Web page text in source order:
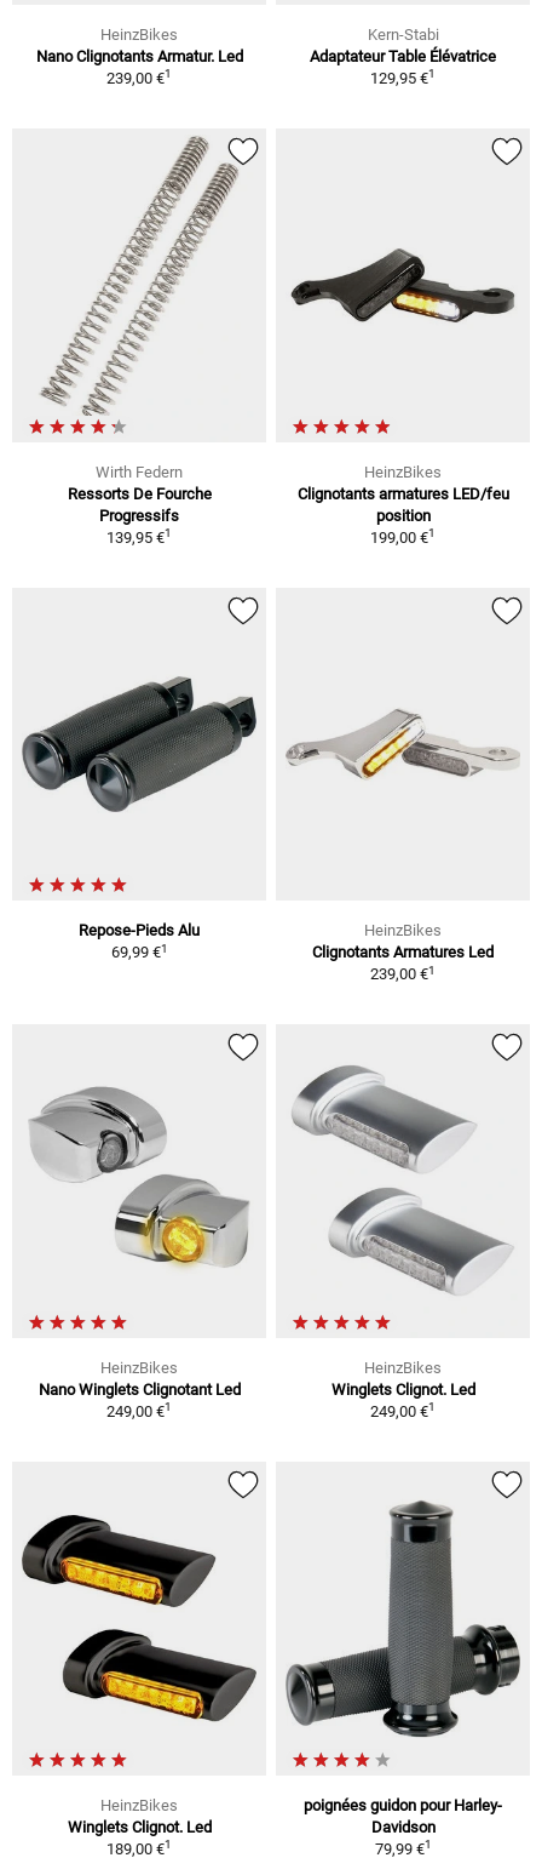
HeinzBikes
Nano Clignotants Armatur. Led
239,00 €1
Kern-Stabi
Adaptateur Table Élévatrice
129,95 €1
Wirth Federn
Ressorts De Fourche
Progressifs
139,95 €1
HeinzBikes
Clignotants armatures LED/feu
position
199,00 €1
Repose-Pieds Alu
69,99 €1
HeinzBikes
Clignotants Armatures Led
239,00 €1
HeinzBikes
Nano Winglets Clignotant Led
249,00 €1
HeinzBikes
Winglets Clignot. Led
249,00 €1
HeinzBikes
Winglets Clignot. Led
189,00 €1
poignées guidon pour Harley-
Davidson
79,99 €1